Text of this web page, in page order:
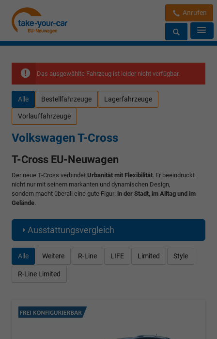
Anrufen
Das ausgewählte Fahrzeug ist leider nicht verfügbar.
Alle Bestellfahrzeuge Lagerfahrzeuge
Vorlauffahrzeuge
Volkswagen T-Cross
T-Cross EU-Neuwagen
Der neue T-Cross verbindet Urbanität mit Flexibilität . Er beeindruckt
nicht nur mit seinem markanten und dynamischen Design,
sondern macht überall eine gute Figur: in der Stadt, im Alltag und im
Gelände
Ausstattungsvergleich
Alle Weitere R-Line LIFE Limited Style
R-Line Limited